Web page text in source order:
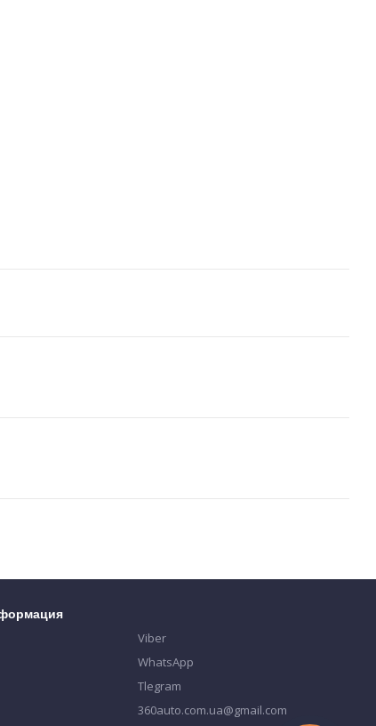
Viber
WhatsApp
Tlegram
360auto.com.ua@gmail.com